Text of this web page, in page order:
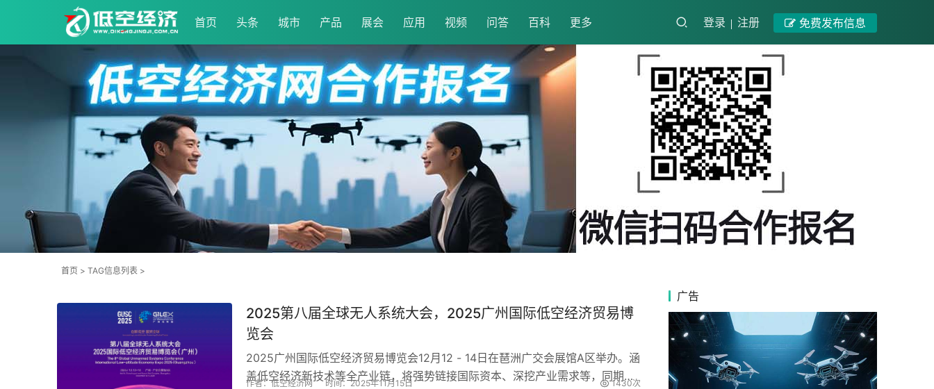
首页 头条 城市 产品 展会 应用 视频 问答 百科 更多 登录 注册 免费发布信息
首页 > TAG信息列表 >
2025第八届全球无人系统大会，2025广州国际低空经济贸易博
览会
2025广州国际低空经济贸易博览会12月12 - 14日在琶洲广交会展馆A区举办。涵
盖低空经济新技术等全产业链，将强势链接国际资本、深挖产业需求等，同期举
作者：低空经济网 时间：2025年11月15日 1430次
广告